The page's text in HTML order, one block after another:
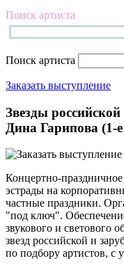
Поиск артиста
Поиск артиста
Заказать выступление
Звезды
Дина Гарипова (1-
Концертно-
эстрады на
частные праздники.
"под ключ".
звукового и светового
звезд российской и
по подбору артистов, с